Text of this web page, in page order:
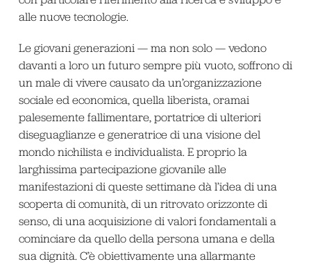
alle nuove tecnologie.
Le giovani generazioni — ma non solo — vedono
davanti a loro un futuro sempre più vuoto, soffrono di
un male di vivere causato da un’organizzazione
sociale ed economica, quella liberista, oramai
palesemente fallimentare, portatrice di ulteriori
diseguaglianze e generatrice di una visione del
mondo nichilista e individualista. E proprio la
larghissima partecipazione giovanile alle
manifestazioni di queste settimane dà l’idea di una
scoperta di comunità, di un ritrovato orizzonte di
senso, di una acquisizione di valori fondamentali a
cominciare da quello della persona umana e della
sua dignità. C’è obiettivamente una allarmante